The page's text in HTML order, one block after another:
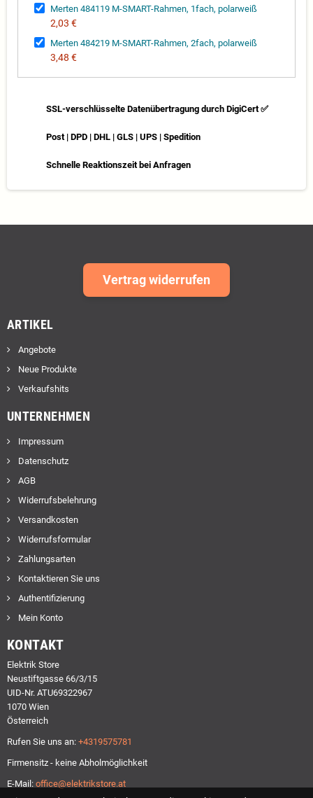
Merten 484119 M-SMART-Rahmen, 1fach, polarweiß
2,03 €
Merten 484219 M-SMART-Rahmen, 2fach, polarweiß
3,48 €
SSL-verschlüsselte Datenübertragung durch DigiCert ✅
Post | DPD | DHL | GLS | UPS | Spedition
Schnelle Reaktionszeit bei Anfragen
Vertrag widerrufen
ARTIKEL
Angebote
Neue Produkte
Verkaufshits
UNTERNEHMEN
Impressum
Datenschutz
AGB
Widerrufsbelehrung
Versandkosten
Widerrufsformular
Zahlungsarten
Kontaktieren Sie uns
Authentifizierung
Mein Konto
KONTAKT
Elektrik Store
Neustiftgasse 66/3/15
UID-Nr. ATU69322967
1070 Wien
Österreich
Rufen Sie uns an: +4319575781
Firmensitz - keine Abholmöglichkeit
E-Mail: office@elektrikstore.at